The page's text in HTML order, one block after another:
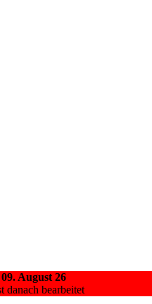
August 26
danach bearbeitet